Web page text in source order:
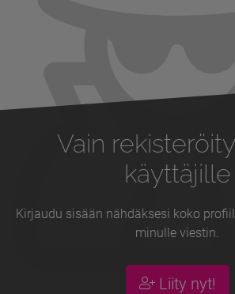
Vain
käyttäjille
Kirjaudu sisään nähdäksesi koko
minulle viestin.
Liity nyt!